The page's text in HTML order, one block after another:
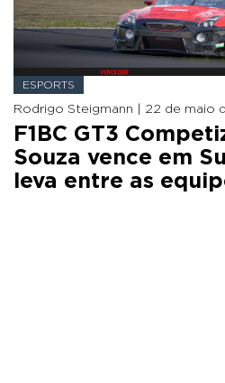
ESPORTS
Rodrigo Steigmann | 22 de maio
F1BC GT3
Souza vence em
leva entre as